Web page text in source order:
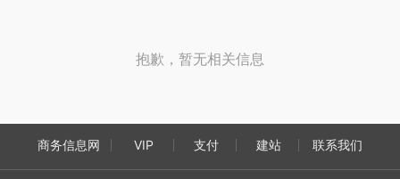
抱歉，暂无相关信息
商务信息网 VIP 支付 建站 联系我们